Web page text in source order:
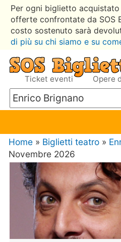
Per ogni biglietto
offerte confrontate da SOS
costo sostenuto sarà
di più su chi siamo e su
Ticket eventi Opere
Home » Biglietti teatro »
Novembre 2026